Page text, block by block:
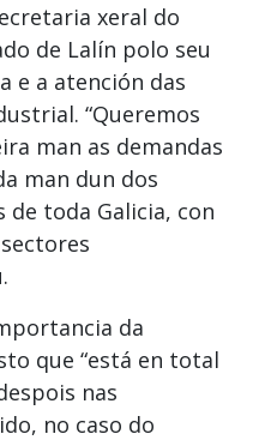
xeral do
de Lalín polo seu
e a atención das
“Queremos
man as demandas
man dun dos
de toda Galicia, con
da
que “está en total
nas
no caso do